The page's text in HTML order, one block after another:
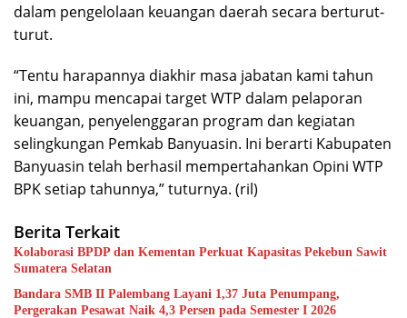
dalam pengelolaan keuangan daerah secara berturut-
turut.
“Tentu harapannya diakhir masa jabatan kami tahun
ini, mampu mencapai target WTP dalam pelaporan
keuangan, penyelenggaran program dan kegiatan
selingkungan Pemkab Banyuasin. Ini berarti Kabupaten
Banyuasin telah berhasil mempertahankan Opini WTP
BPK setiap tahunnya,” tuturnya. (ril)
Berita Terkait
Kolaborasi BPDP dan Kementan Perkuat Kapasitas Pekebun Sawit
Sumatera Selatan
Bandara SMB II Palembang Layani 1,37 Juta Penumpang,
Pergerakan Pesawat Naik 4,3 Persen pada Semester I 2026